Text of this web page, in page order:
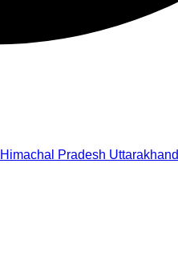
Himachal Pradesh Uttarakhand